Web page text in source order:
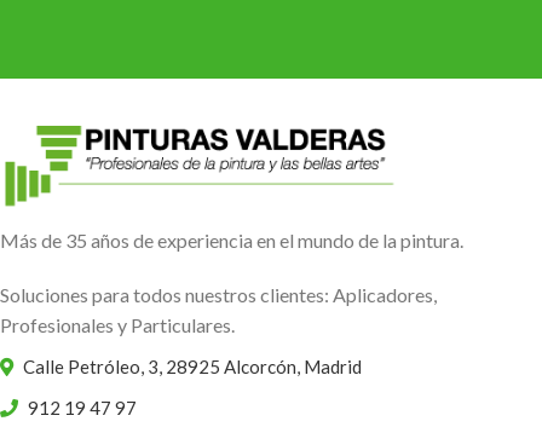
Más de 35 años de experiencia en el mundo de la pintura.
Soluciones para todos nuestros clientes: Aplicadores,
Profesionales y Particulares.
Calle Petróleo, 3, 28925 Alcorcón, Madrid
912 19 47 97